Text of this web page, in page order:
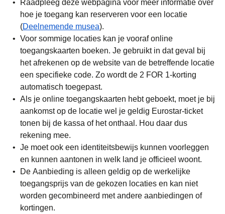
Raadpleeg deze webpagina voor meer informatie over
hoe je toegang kan reserveren voor een locatie
(Deelnemende musea).
Voor sommige locaties kan je vooraf online
toegangskaarten boeken. Je gebruikt in dat geval bij
het afrekenen op de website van de betreffende locatie
een specifieke code. Zo wordt de 2 FOR 1-korting
automatisch toegepast.
Als je online toegangskaarten hebt geboekt, moet je bij
aankomst op de locatie wel je geldig Eurostar-ticket
tonen bij de kassa of het onthaal. Hou daar dus
rekening mee.
Je moet ook een identiteitsbewijs kunnen voorleggen
en kunnen aantonen in welk land je officieel woont.
De Aanbieding is alleen geldig op de werkelijke
toegangsprijs van de gekozen locaties en kan niet
worden gecombineerd met andere aanbiedingen of
kortingen.